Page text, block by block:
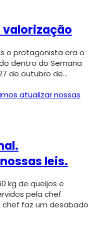
valorização
o protagonista era o
dentro do Semana
de outubro de…
leis.
kg de queijos e
pela chef
chef faz um desabado